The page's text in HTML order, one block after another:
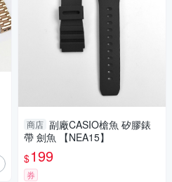
商店 副廠CASIO槍魚 矽膠錶
帶 劍魚 【NEA15】
$199
券